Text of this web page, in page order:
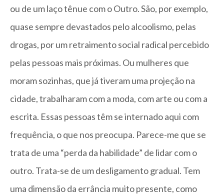
ou de um laço tênue com o Outro. São, por exemplo,
quase sempre devastados pelo alcoolismo, pelas
drogas, por um retraimento social radical percebido
pelas pessoas mais próximas. Ou mulheres que
moram sozinhas, que já tiveram uma projeção na
cidade, trabalharam com a moda, com arte ou com a
escrita. Essas pessoas têm se internado aqui com
frequência, o que nos preocupa. Parece-me que se
trata de uma “perda da habilidade” de lidar com o
outro. Trata-se de um desligamento gradual. Tem
uma dimensão da errância muito presente, como